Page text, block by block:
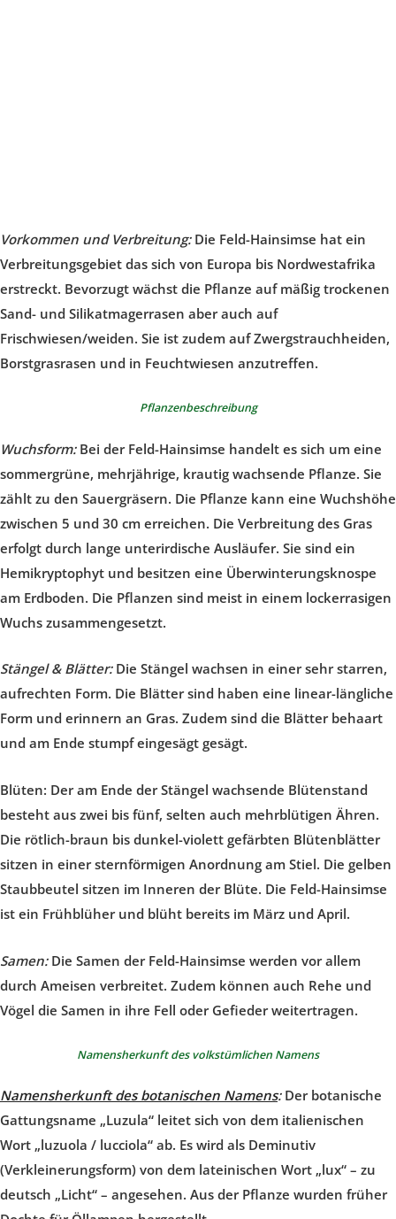
Vorkommen und Verbreitung:Die Feld-Hainsimse hat ein
Verbreitungsgebiet das sich von Europa bis Nordwestafrika
erstreckt. Bevorzugt wächst die Pflanze auf mäßig trockenen
Sand- und Silikatmagerrasen aber auch auf
Frischwiesen/weiden. Sie ist zudem auf Zwergstrauchheiden,
Borstgrasrasen und in Feuchtwiesen anzutreffen.
Pflanzenbeschreibung
Wuchsform:Bei der Feld-Hainsimse handelt es sich um eine
sommergrüne, mehrjährige, krautig wachsende Pflanze. Sie
zählt zu den Sauergräsern. Die Pflanze kann eine Wuchshöhe
zwischen 5 und 30 cm erreichen. Die Verbreitung des Gras
erfolgt durch lange unterirdische Ausläufer. Sie sind ein
Hemikryptophyt und besitzen eine Überwinterungsknospe
am Erdboden. Die Pflanzen sind meist in einem lockerrasigen
Wuchs zusammengesetzt.
Stängel & Blätter:Die Stängel wachsen in einer sehr starren,
aufrechten Form. Die Blätter sind haben eine linear-längliche
Form und erinnern an Gras. Zudem sind die Blätter behaart
und am Ende stumpf eingesägt gesägt.
Blüten: Der am Ende der Stängel wachsende Blütenstand
besteht aus zwei bis fünf, selten auch mehrblütigen Ähren.
Die rötlich-braun bis dunkel-violett gefärbten Blütenblätter
sitzen in einer sternförmigen Anordnung am Stiel. Die gelben
Staubbeutel sitzen im Inneren der Blüte. Die Feld-Hainsimse
ist ein Frühblüher und blüht bereits im März und April.
Samen: Die Samen der Feld-Hainsimse werden vor allem
durch Ameisen verbreitet. Zudem können auch Rehe und
Vögel die Samen in ihre Fell oder Gefieder weitertragen.
Namensherkunft des volkstümlichen Namens
Namensherkunft des botanischen Namens:Der botanische
Gattungsname „Luzula“ leitet sich von dem italienischen
Wort „luzuola / lucciola“ ab. Es wird als Deminutiv
(Verkleinerungsform) von dem lateinischen Wort „lux“ – zu
deutsch „Licht“ – angesehen. Aus der Pflanze wurden früher